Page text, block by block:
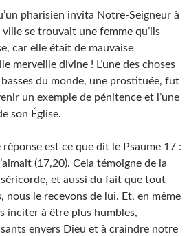
pharisien invita Notre-Seigneur à
se trouvait une femme qu’ils
car elle était de mauvaise
merveille divine ! L’une des choses
basses du monde, une prostituée, fut
un exemple de pénitence et l’une
son Église.
est ce que dit le Psaume 17 :
(17,20). Cela témoigne de la
et aussi du fait que tout
nous le recevons de lui. Et, en même
inciter à être plus humbles,
envers Dieu et à craindre notre